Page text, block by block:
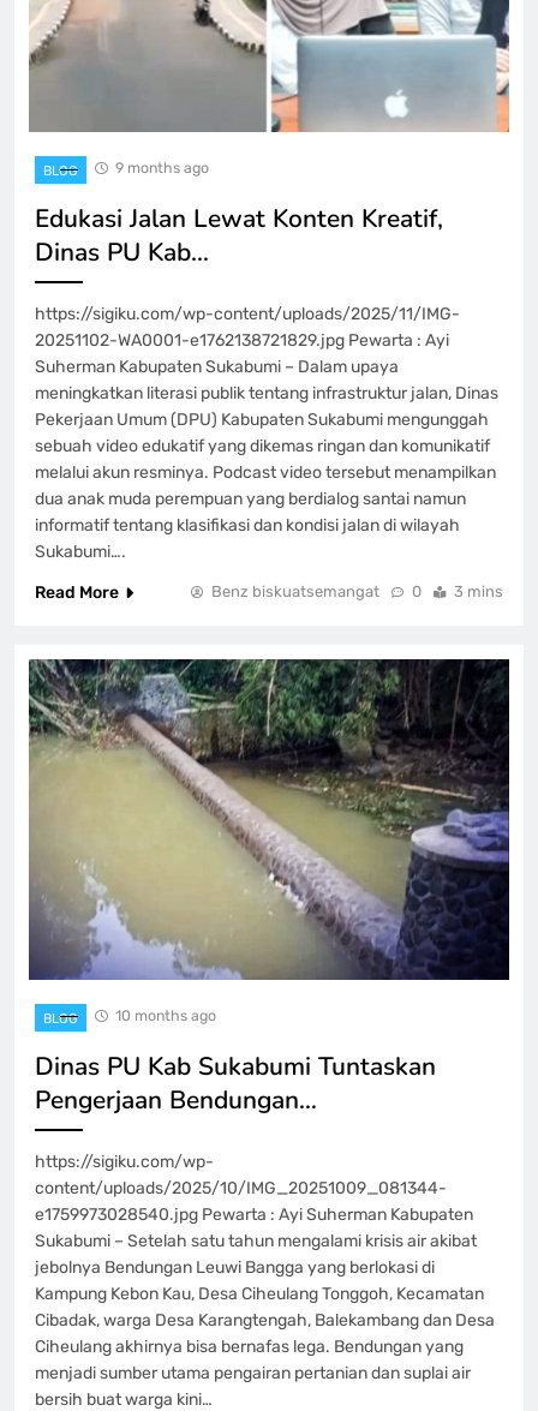
BLOG 9 months ago
Edukasi Jalan Lewat Konten Kreatif,
Dinas PU Kab…
https://sigiku.com/wp-content/uploads/2025/11/IMG-
20251102-WA0001-e1762138721829.jpg Pewarta : Ayi
Suherman Kabupaten Sukabumi – Dalam upaya
meningkatkan literasi publik tentang infrastruktur jalan, Dinas
Pekerjaan Umum (DPU) Kabupaten Sukabumi mengunggah
sebuah video edukatif yang dikemas ringan dan komunikatif
melalui akun resminya. Podcast video tersebut menampilkan
dua anak muda perempuan yang berdialog santai namun
informatif tentang klasifikasi dan kondisi jalan di wilayah
Sukabumi….
Read More
Benz biskuatsemangat 0 3 mins
BLOG 10 months ago
Dinas PU Kab Sukabumi Tuntaskan
Pengerjaan Bendungan…
https://sigiku.com/wp-
content/uploads/2025/10/IMG_20251009_081344-
e1759973028540.jpg Pewarta : Ayi Suherman Kabupaten
Sukabumi – Setelah satu tahun mengalami krisis air akibat
jebolnya Bendungan Leuwi Bangga yang berlokasi di
Kampung Kebon Kau, Desa Ciheulang Tonggoh, Kecamatan
Cibadak, warga Desa Karangtengah, Balekambang dan Desa
Ciheulang akhirnya bisa bernafas lega. Bendungan yang
menjadi sumber utama pengairan pertanian dan suplai air
bersih buat warga kini…